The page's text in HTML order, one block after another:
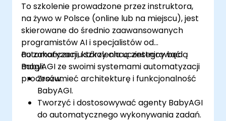
etyczne rozważania w autonomicznych
agentach.
To szkolenie prowadzone przez instruktora,
na żywo w Polsce (online lub na miejscu), jest
skierowane do średnio zaawansowanych
programistów AI i specjalistów od
automatyzacji, którzy chcą zintegrować
BabyAGI ze swoimi systemami automatyzacji
procesów.
Po zakończeniu szkolenia uczestnicy będą
mogli:
Zrozumieć architekturę i funkcjonalność
BabyAGI.
Tworzyć i dostosowywać agenty BabyAGI
do automatycznego wykonywania zadań.